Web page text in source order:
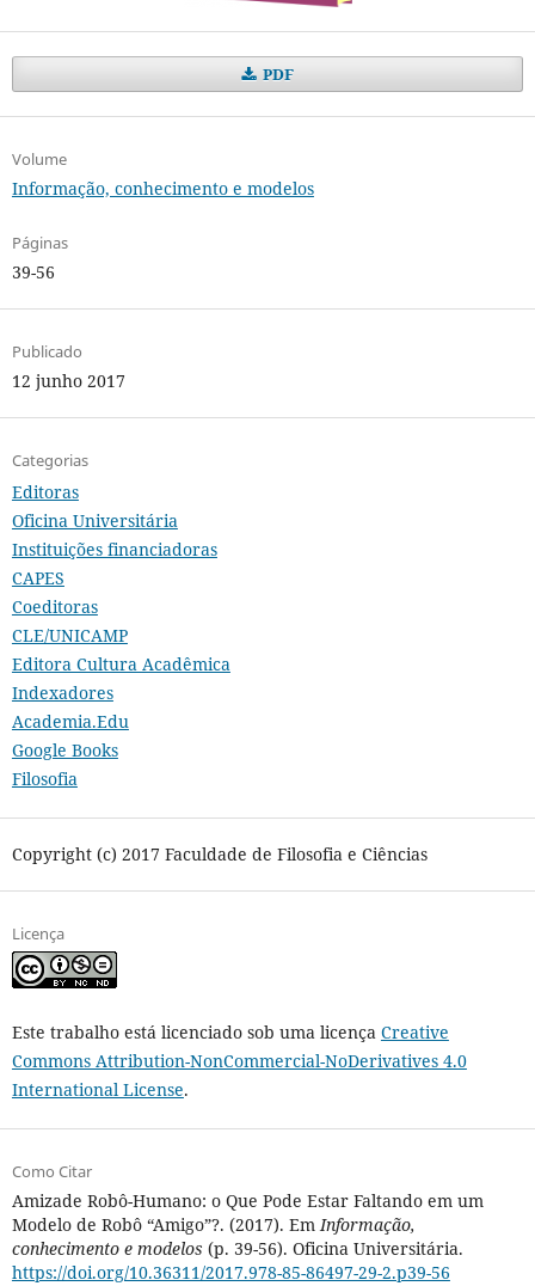
PDF
Volume
Informação, conhecimento e modelos
Páginas
39-56
Publicado
12 junho 2017
Categorias
Editoras
Oficina Universitária
Instituições financiadoras
CAPES
Coeditoras
CLE/UNICAMP
Editora Cultura Acadêmica
Indexadores
Academia.Edu
Google Books
Filosofia
Copyright (c) 2017 Faculdade de Filosofia e Ciências
Licença
Este trabalho está licenciado sob uma licença Creative
Commons Attribution-NonCommercial-NoDerivatives 4.0
International License.
Como Citar
Amizade Robô-Humano: o Que Pode Estar Faltando em um
Modelo de Robô “Amigo”?. (2017). EmInformação,
conhecimento e modelos (p. 39-56). Oficina Universitária.
https://doi.org/10.36311/2017.978-85-86497-29-2.p39-56